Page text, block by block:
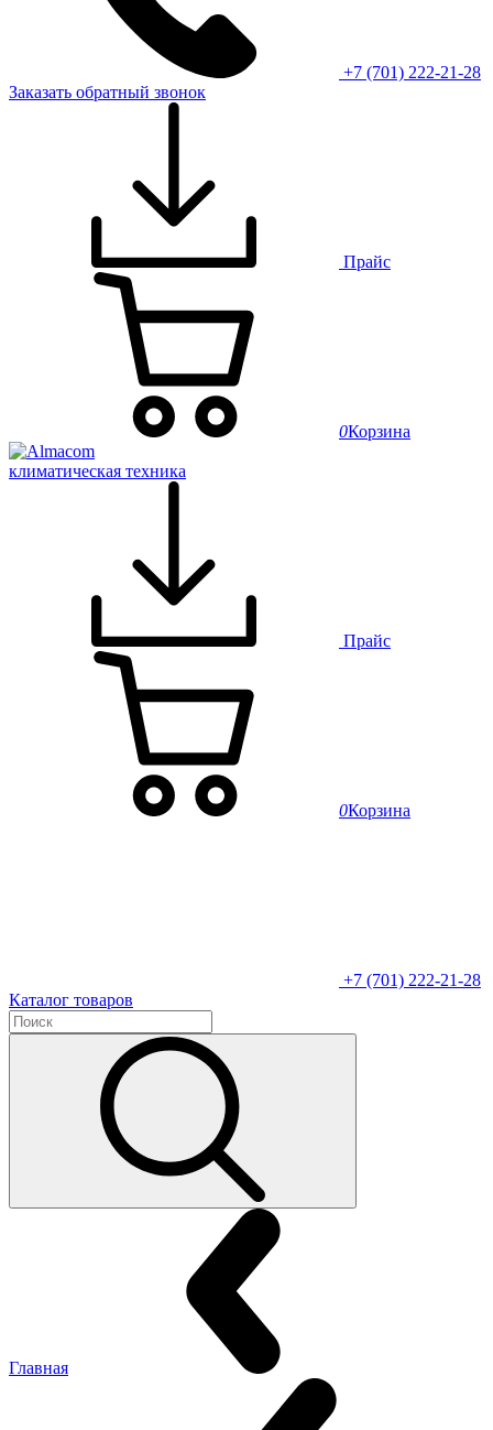
+7 (701) 222-21-28
Заказать обратный звонок
Прайс
0Корзина
климатическая техника
Прайс
0Корзина
+7 (701) 222-21-28
Каталог товаров
Главная